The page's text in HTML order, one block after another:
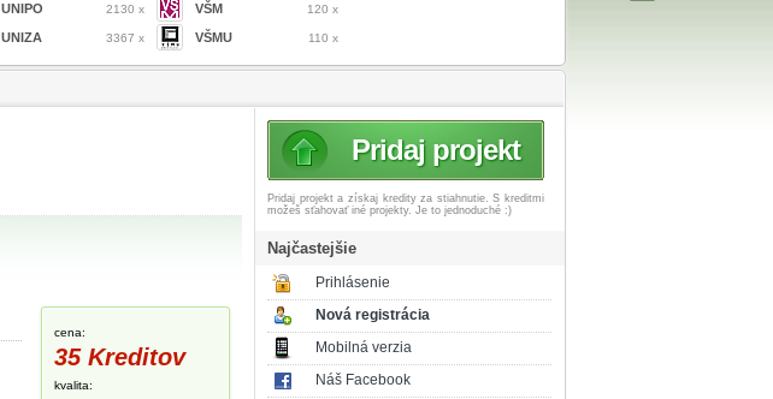
UNIPO 2130 x
UNIZA 3367 x
VŠM 120 x
VŠMU 110 x
cena:
35 Kreditov
kvalita:
Pridaj projekt
Pridaj projekt a získaj kredity za stiahnutie. S kreditmi
možeš sťahovať iné projekty. Je to jednoduché :)
Najčastejšie
Prihlásenie
Nová registrácia
Mobilná verzia
Náš Facebook